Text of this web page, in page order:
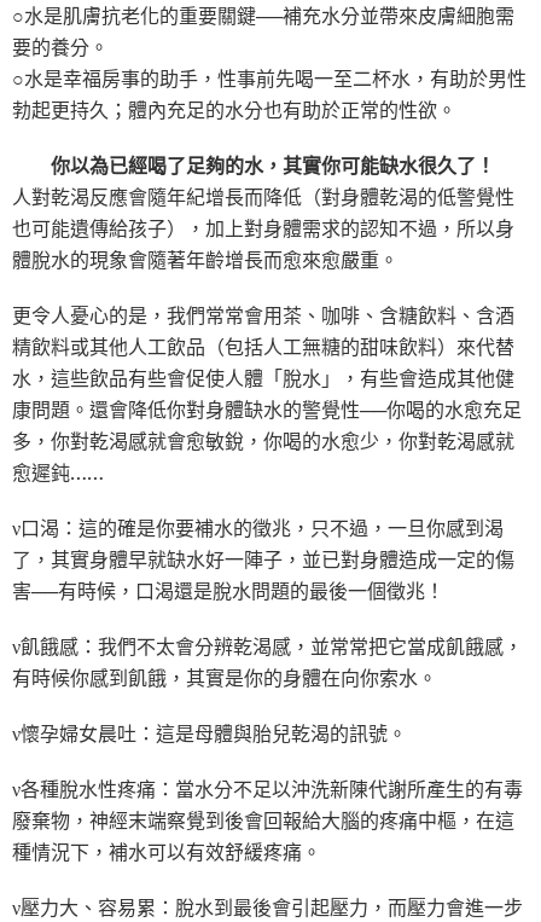
○水是肌膚抗老化的重要關鍵──補充水分並帶來皮膚細胞需
要的養分。
○水是幸福房事的助手，性事前先喝一至二杯水，有助於男性
勃起更持久；體內充足的水分也有助於正常的性欲。
你以為已經喝了足夠的水，其實你可能缺水很久了！
人對乾渴反應會隨年紀增長而降低（對身體乾渴的低警覺性
也可能遺傳給孩子），加上對身體需求的認知不過，所以身
體脫水的現象會隨著年齡增長而愈來愈嚴重。
更令人憂心的是，我們常常會用茶、咖啡、含糖飲料、含酒
精飲料或其他人工飲品（包括人工無糖的甜味飲料）來代替
水，這些飲品有些會促使人體「脫水」，有些會造成其他健
康問題。還會降低你對身體缺水的警覺性──你喝的水愈充足
多，你對乾渴感就會愈敏銳，你喝的水愈少，你對乾渴感就
愈遲鈍……
ν口渴：這的確是你要補水的徵兆，只不過，一旦你感到渴
了，其實身體早就缺水好一陣子，並已對身體造成一定的傷
害──有時候，口渴還是脫水問題的最後一個徵兆！
ν飢餓感：我們不太會分辨乾渴感，並常常把它當成飢餓感，
有時候你感到飢餓，其實是你的身體在向你索水。
ν懷孕婦女晨吐：這是母體與胎兒乾渴的訊號。
ν各種脫水性疼痛：當水分不足以沖洗新陳代謝所產生的有毒
廢棄物，神經末端察覺到後會回報給大腦的疼痛中樞，在這
種情況下，補水可以有效舒緩疼痛。
ν壓力大、容易累：脫水到最後會引起壓力，而壓力會進一步